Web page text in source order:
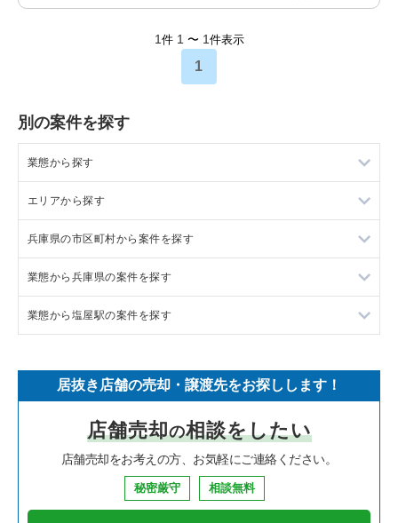
1 件 1 〜 1 件表示
1
別の案件を探す
業態から探す
ラーメンの居抜き売却物件の案件一覧
フランス料理の居抜き売却物件の案件一覧
イタリア料理の居抜き売却物件の案件一覧
中華の居抜き売却物件の案件一覧
寿司の居抜き売却物件の案件一覧
焼肉の居抜き売却物件の案件一覧
鉄板焼き・お好み焼の居抜き売却物件の案件一覧
エリアから探す
東京23区の飲食店の居抜き売却物件の案件一覧
東京都下の飲食店の居抜き売却物件の案件一覧
千葉県の飲食店の居抜き売却物件の案件一覧
神奈川県の飲食店の居抜き売却物件の案件一覧
大阪府の飲食店の居抜き売却物件の案件一覧
兵庫県の飲食店の居抜き売却物件の案件一覧
兵庫県の市区町村から案件を探す
尼崎市の飲食店の居抜き売却物件の案件一覧
西宮市の飲食店の居抜き売却物件の案件一覧
川西市の飲食店の居抜き売却物件の案件一覧
芦屋市の飲食店の居抜き売却物件の案件一覧
神戸市中央区の飲食店の居抜き売却物件の案件一覧
業態から兵庫県の案件を探す
兵庫県のラーメンの居抜き売却物件の案件一覧
兵庫県のイタリア料理の居抜き売却物件の案件一覧
兵庫県の中華の居抜き売却物件の案件一覧
兵庫県のそば・うどんの居抜き売却物件の案件一覧
業態から塩屋駅の案件を探す
居抜き店舗の売却・譲渡先をお探しします！
店舗売却の相談をしたい
店舗売却をお考えの方、お気軽にご連絡ください。
秘密厳守 相談無料